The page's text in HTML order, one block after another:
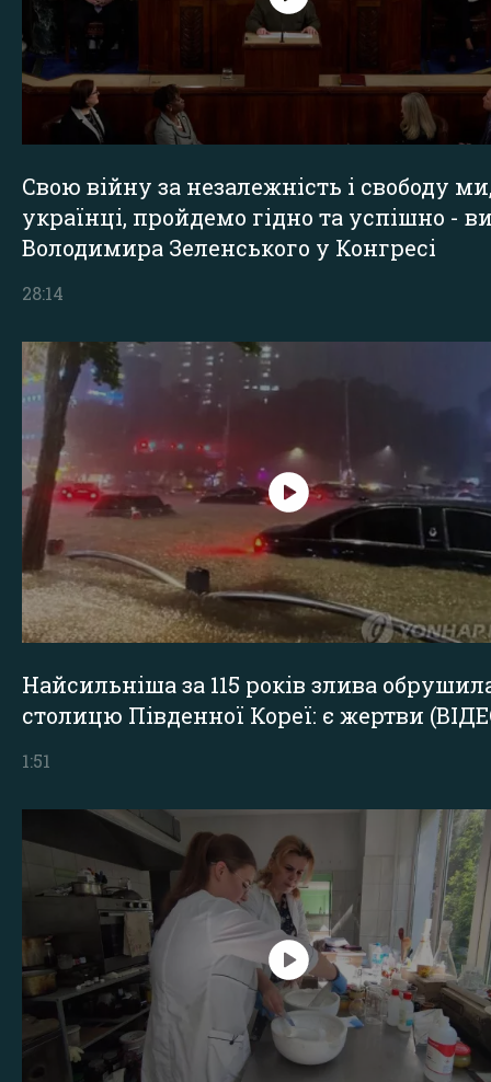
Свою війну за незалежність і свободу
українці, пройдемо гідно та успішно -
Володимира Зеленського у Конгресі
28:14
Найсильніша за 115 років злива
столицю Південної Кореї: є жертви
1:51